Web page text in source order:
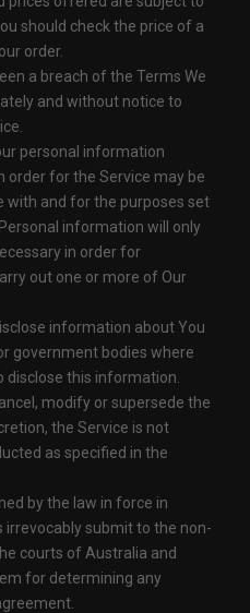
should check the price of a
order.
a breach of the Terms We
and without notice to
personal information
order for the Service may be
with and for the purposes set
information will only
in order for
out one or more of Our
information about You
government bodies where
disclose this information.
modify or supersede the
the Service is not
as specified in the
by the law in force in
irrevocably submit to the non-
courts of Australia and
for determining any